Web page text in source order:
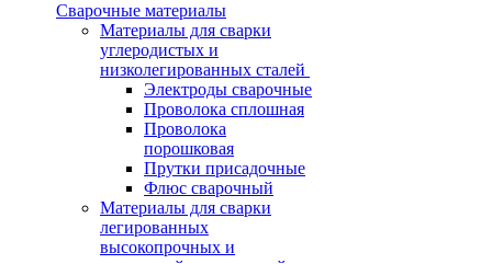
Сварочные материалы
Материалы для сварки
углеродистых и
низколегированных сталей
Электроды сварочные
Проволока сплошная
Проволока
порошковая
Прутки присадочные
Флюс сварочный
Материалы для сварки
легированных
высокопрочных и